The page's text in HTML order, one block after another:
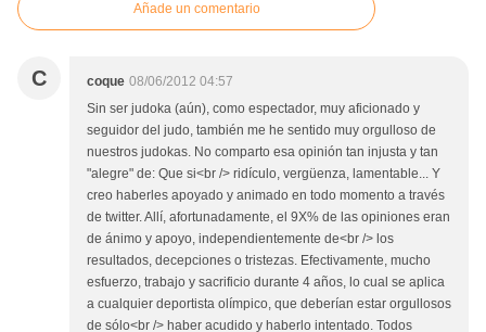
Añade un comentario
C coque 08/06/2012 04:57
Sin ser judoka (aún), como espectador, muy aficionado y
seguidor del judo, también me he sentido muy orgulloso de
nuestros judokas. No comparto esa opinión tan injusta y tan
"alegre" de: Que si<br /> ridículo, vergüenza, lamentable... Y
creo haberles apoyado y animado en todo momento a través
de twitter. Allí, afortunadamente, el 9X% de las opiniones eran
de ánimo y apoyo, independientemente de<br /> los
resultados, decepciones o tristezas. Efectivamente, mucho
esfuerzo, trabajo y sacrificio durante 4 años, lo cual se aplica
a cualquier deportista olímpico, que deberían estar orgullosos
de sólo<br /> haber acudido y haberlo intentado. Todos